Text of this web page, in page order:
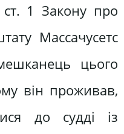
1 Закону про
Массачусетс
цього
він проживав,
до судді із